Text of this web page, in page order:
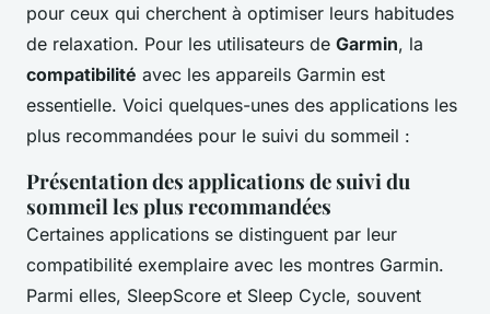
pour ceux qui cherchent à optimiser leurs habitudes
de relaxation. Pour les utilisateurs de Garmin, la
compatibilité avec les appareils Garmin est
essentielle. Voici quelques-unes des applications les
plus recommandées pour le suivi du sommeil :
Présentation des applications de suivi du
sommeil les plus recommandées
Certaines applications se distinguent par leur
compatibilité exemplaire avec les montres Garmin.
Parmi elles, SleepScore et Sleep Cycle, souvent